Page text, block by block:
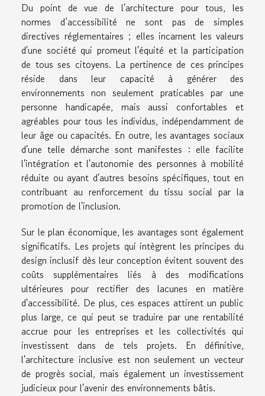
Du point de vue de l'architecture pour tous, les
normes d’accessibilité ne sont pas de simples
directives réglementaires ; elles incarnent les valeurs
d'une société qui promeut l'équité et la participation
de tous ses citoyens. La pertinence de ces principes
réside dans leur capacité à générer des
environnements non seulement praticables par une
personne handicapée, mais aussi confortables et
agréables pour tous les individus, indépendamment de
leur âge ou capacités. En outre, les avantages sociaux
d'une telle démarche sont manifestes : elle facilite
l'intégration et l'autonomie des personnes à mobilité
réduite ou ayant d'autres besoins spécifiques, tout en
contribuant au renforcement du tissu social par la
promotion de l'inclusion.
Sur le plan économique, les avantages sont également
significatifs. Les projets qui intègrent les principes du
design inclusif dès leur conception évitent souvent des
coûts supplémentaires liés à des modifications
ultérieures pour rectifier des lacunes en matière
d'accessibilité. De plus, ces espaces attirent un public
plus large, ce qui peut se traduire par une rentabilité
accrue pour les entreprises et les collectivités qui
investissent dans de tels projets. En définitive,
l'architecture inclusive est non seulement un vecteur
de progrès social, mais également un investissement
judicieux pour l'avenir des environnements bâtis.